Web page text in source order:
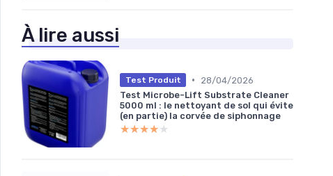
À lire aussi
Test Produit •
28/04/2026
Test Microbe-Lift Substrate Cleaner
5000 ml : le nettoyant de sol qui évite
(en partie) la corvée de siphonnage
★★★★★
★★★★★